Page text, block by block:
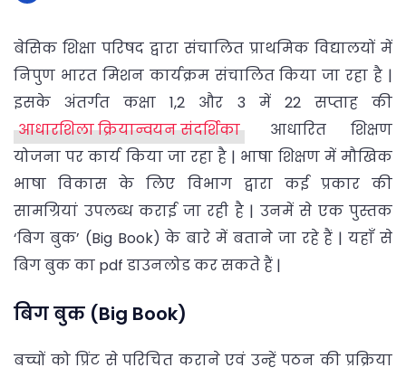
बेसिक शिक्षा परिषद द्वारा संचालित प्राथमिक विद्यालयों में
निपुण भारत मिशन कार्यक्रम संचालित किया जा रहा है |
इसके अंतर्गत कक्षा 1,2 और 3 में 22 सप्ताह की
आधारशिला क्रियान्वयन संदर्शिका
आधारित शिक्षण
योजना पर कार्य किया जा रहा है | भाषा शिक्षण में मौखिक
भाषा विकास के लिए विभाग द्वारा कई प्रकार की
सामग्रियां उपलब्ध कराई जा रही है | उनमें से एक पुस्तक
‘बिग बुक’ (Big Book) के बारे में बताने जा रहे हैं | यहाँ से
बिग बुक का pdf डाउनलोड कर सकते हैं |
बिग बुक (Big Book)
बच्चों को प्रिंट से परिचित कराने एवं उन्हें पठन की प्रक्रिया